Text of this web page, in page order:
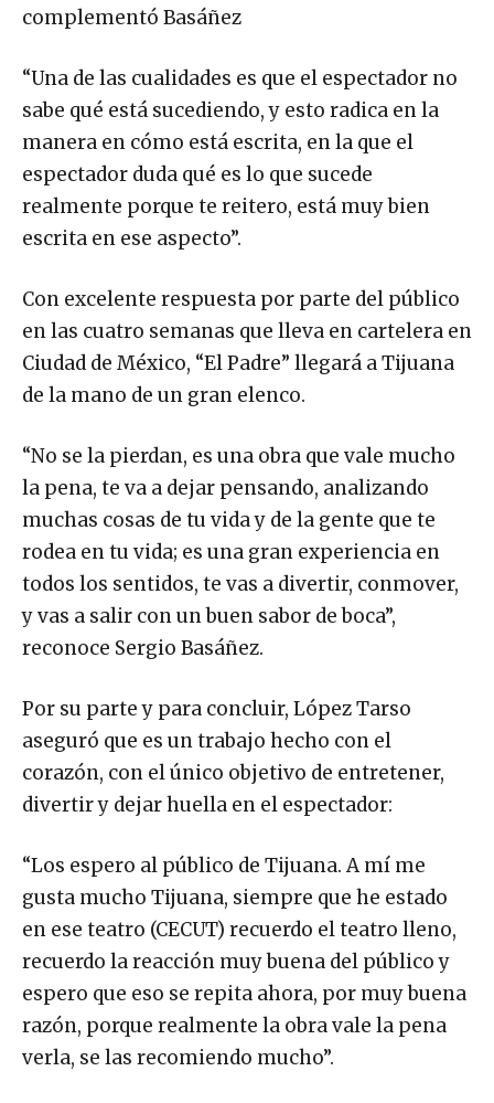
complementó Basáñez
“Una de las cualidades es que el espectador no
sabe qué está sucediendo, y esto radica en la
manera en cómo está escrita, en la que el
espectador duda qué es lo que sucede
realmente porque te reitero, está muy bien
escrita en ese aspecto”.
Con excelente respuesta por parte del público
en las cuatro semanas que lleva en cartelera en
Ciudad de México, “El Padre” llegará a Tijuana
de la mano de un gran elenco.
“No se la pierdan, es una obra que vale mucho
la pena, te va a dejar pensando, analizando
muchas cosas de tu vida y de la gente que te
rodea en tu vida; es una gran experiencia en
todos los sentidos, te vas a divertir, conmover,
y vas a salir con un buen sabor de boca”,
reconoce Sergio Basáñez.
Por su parte y para concluir, López Tarso
aseguró que es un trabajo hecho con el
corazón, con el único objetivo de entretener,
divertir y dejar huella en el espectador:
“Los espero al público de Tijuana. A mí me
gusta mucho Tijuana, siempre que he estado
en ese teatro (CECUT) recuerdo el teatro lleno,
recuerdo la reacción muy buena del público y
espero que eso se repita ahora, por muy buena
razón, porque realmente la obra vale la pena
verla, se las recomiendo mucho”.